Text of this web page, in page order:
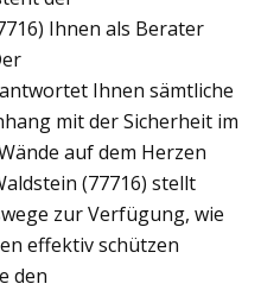
Ihnen als Berater
Ihnen sämtliche
mit der Sicherheit im
auf dem Herzen
(77716) stellt
zur Verfügung, wie
effektiv schützen
den